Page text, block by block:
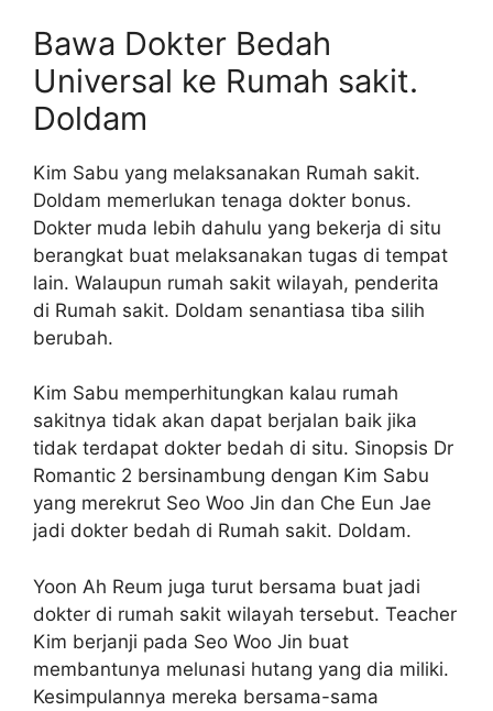
Bawa Dokter Bedah
Universal ke Rumah sakit.
Doldam
Kim Sabu yang melaksanakan Rumah sakit.
Doldam memerlukan tenaga dokter bonus.
Dokter muda lebih dahulu yang bekerja di situ
berangkat buat melaksanakan tugas di tempat
lain. Walaupun rumah sakit wilayah, penderita
di Rumah sakit. Doldam senantiasa tiba silih
berubah.
Kim Sabu memperhitungkan kalau rumah
sakitnya tidak akan dapat berjalan baik jika
tidak terdapat dokter bedah di situ. Sinopsis Dr
Romantic 2 bersinambung dengan Kim Sabu
yang merekrut Seo Woo Jin dan Che Eun Jae
jadi dokter bedah di Rumah sakit. Doldam.
Yoon Ah Reum juga turut bersama buat jadi
dokter di rumah sakit wilayah tersebut. Teacher
Kim berjanji pada Seo Woo Jin buat
membantunya melunasi hutang yang dia miliki.
Kesimpulannya mereka bersama-sama